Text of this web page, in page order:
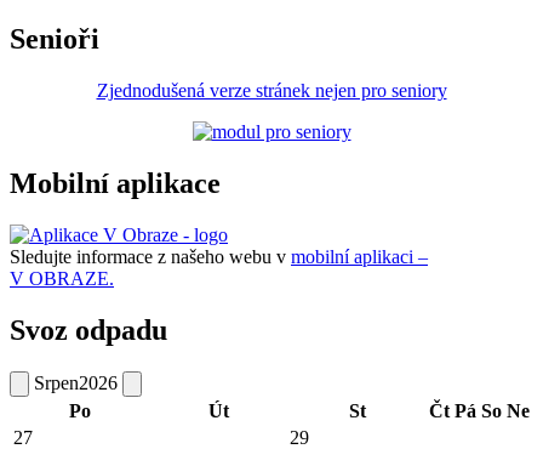
Senioři
Zjednodušená verze stránek nejen pro seniory
Mobilní aplikace
Sledujte informace z našeho webu v mobilní aplikaci –
V OBRAZE.
Svoz odpadu
Srpen2026
Po
Út St Čt Pá So Ne
27
29